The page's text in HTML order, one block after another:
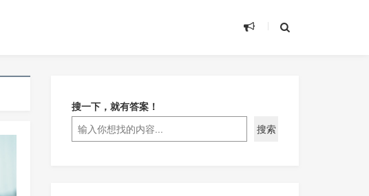
搜一下，就有答案！
搜索